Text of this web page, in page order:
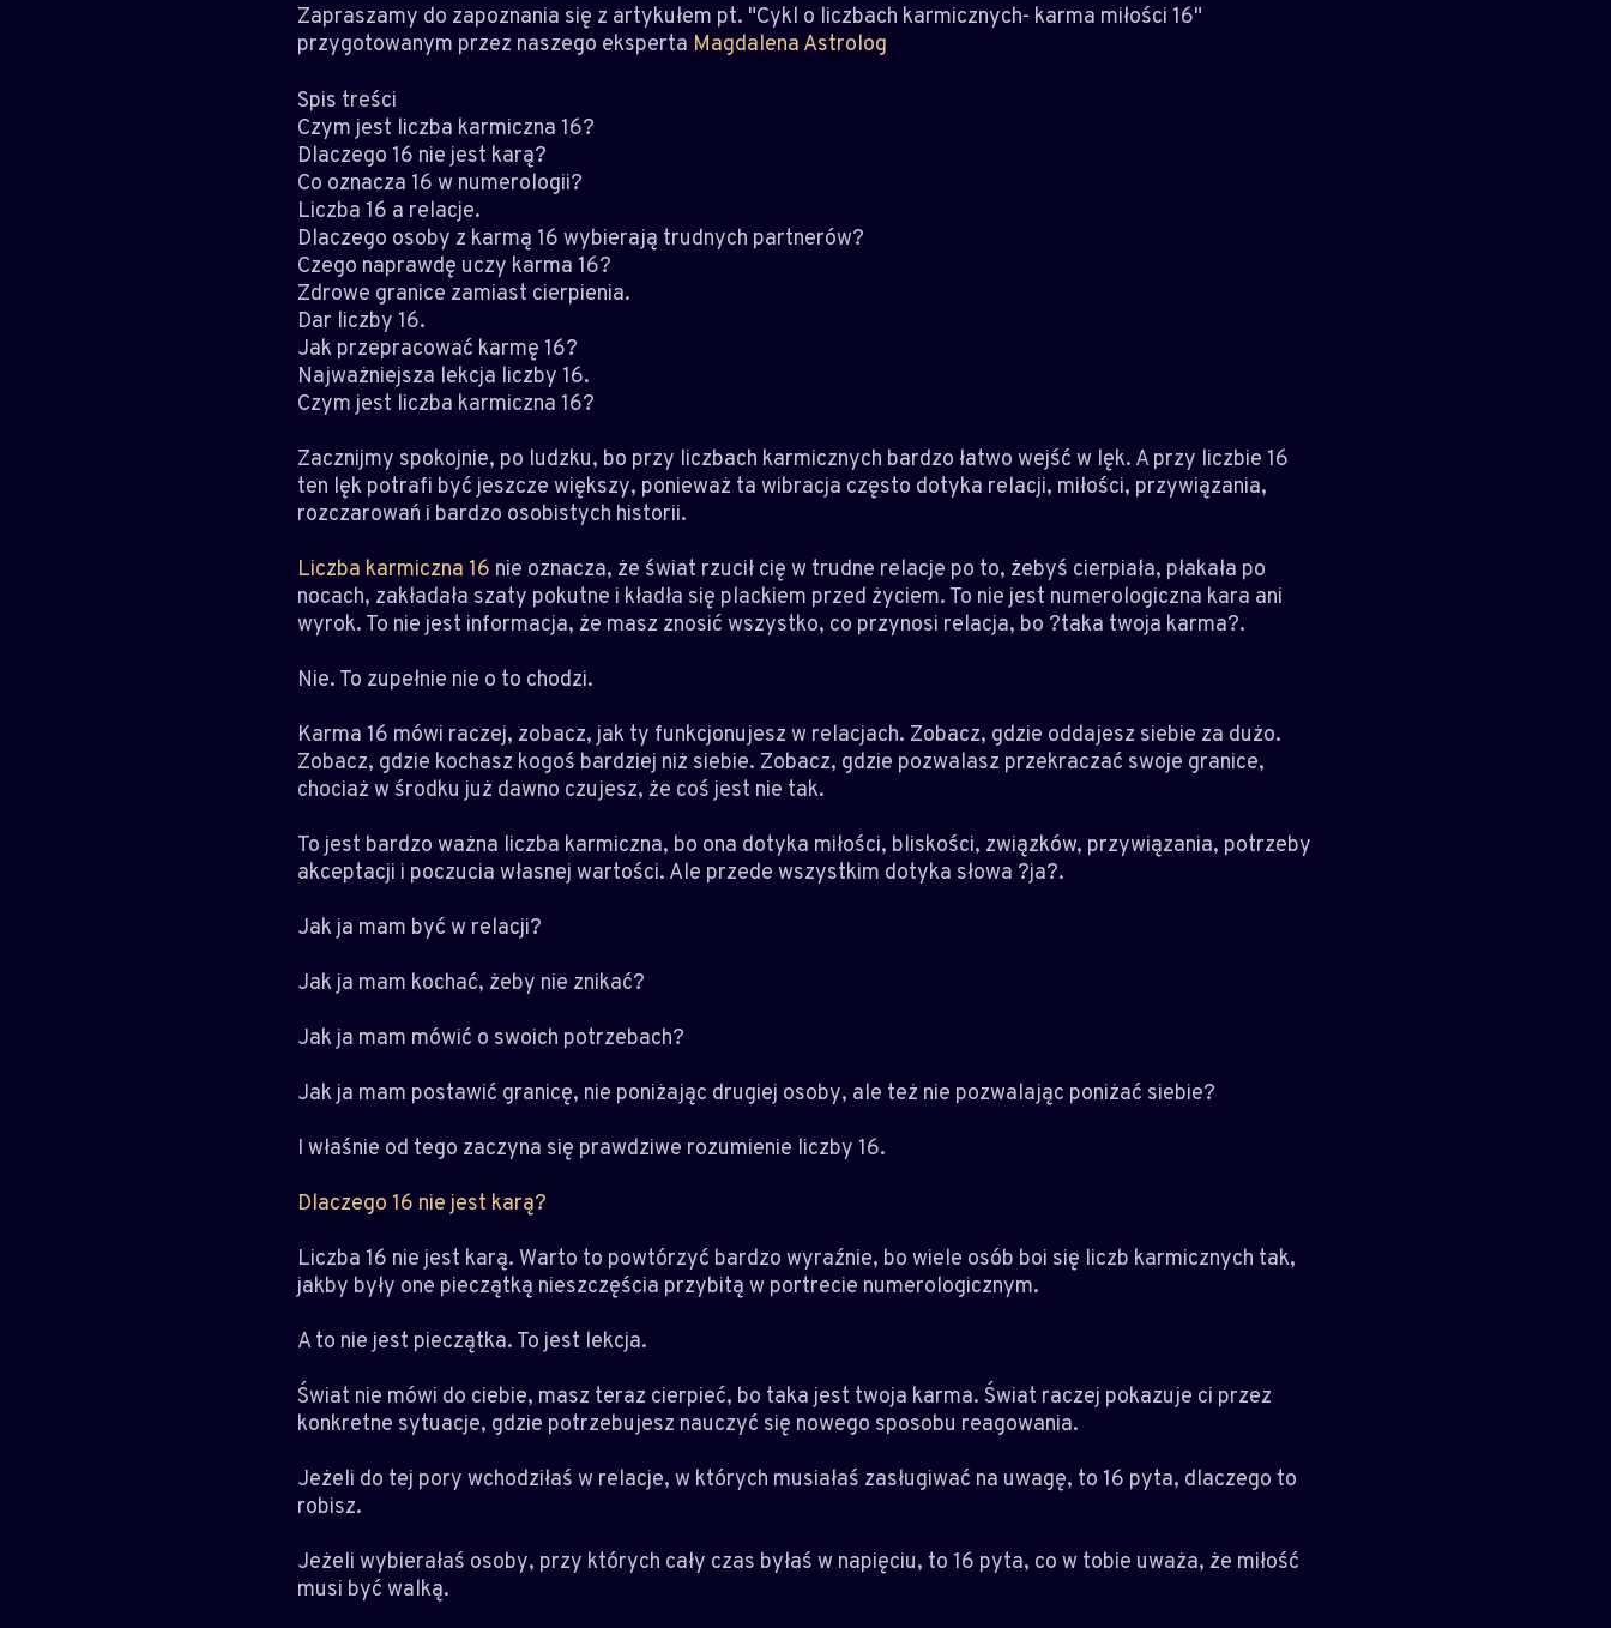
Zapraszamy do zapoznania się z artykułem pt. "Cykl o liczbach karmicznych- karma miłości 16"
przygotowanym przez naszego eksperta Magdalena Astrolog
Spis treści
Czym jest liczba karmiczna 16?
Dlaczego 16 nie jest karą?
Co oznacza 16 w numerologii?
Liczba 16 a relacje.
Dlaczego osoby z karmą 16 wybierają trudnych partnerów?
Czego naprawdę uczy karma 16?
Zdrowe granice zamiast cierpienia.
Dar liczby 16.
Jak przepracować karmę 16?
Najważniejsza lekcja liczby 16.
Czym jest liczba karmiczna 16?
Zacznijmy spokojnie, po ludzku, bo przy liczbach karmicznych bardzo łatwo wejść w lęk. A przy liczbie 16
ten lęk potrafi być jeszcze większy, ponieważ ta wibracja często dotyka relacji, miłości, przywiązania,
rozczarowań i bardzo osobistych historii.
Liczba karmiczna 16 nie oznacza, że świat rzucił cię w trudne relacje po to, żebyś cierpiała, płakała po
nocach, zakładała szaty pokutne i kładła się plackiem przed życiem. To nie jest numerologiczna kara ani
wyrok. To nie jest informacja, że masz znosić wszystko, co przynosi relacja, bo ?taka twoja karma?.
Nie. To zupełnie nie o to chodzi.
Karma 16 mówi raczej, zobacz, jak ty funkcjonujesz w relacjach. Zobacz, gdzie oddajesz siebie za dużo.
Zobacz, gdzie kochasz kogoś bardziej niż siebie. Zobacz, gdzie pozwalasz przekraczać swoje granice,
chociaż w środku już dawno czujesz, że coś jest nie tak.
To jest bardzo ważna liczba karmiczna, bo ona dotyka miłości, bliskości, związków, przywiązania, potrzeby
akceptacji i poczucia własnej wartości. Ale przede wszystkim dotyka słowa ?ja?.
Jak ja mam być w relacji?
Jak ja mam kochać, żeby nie znikać?
Jak ja mam mówić o swoich potrzebach?
Jak ja mam postawić granicę, nie poniżając drugiej osoby, ale też nie pozwalając poniżać siebie?
I właśnie od tego zaczyna się prawdziwe rozumienie liczby 16.
Dlaczego 16 nie jest karą?
Liczba 16 nie jest karą. Warto to powtórzyć bardzo wyraźnie, bo wiele osób boi się liczb karmicznych tak,
jakby były one pieczątką nieszczęścia przybitą w portrecie numerologicznym.
A to nie jest pieczątka. To jest lekcja.
Świat nie mówi do ciebie, masz teraz cierpieć, bo taka jest twoja karma. Świat raczej pokazuje ci przez
konkretne sytuacje, gdzie potrzebujesz nauczyć się nowego sposobu reagowania.
Jeżeli do tej pory wchodziłaś w relacje, w których musiałaś zasługiwać na uwagę, to 16 pyta, dlaczego to
robisz.
Jeżeli wybierałaś osoby, przy których cały czas byłaś w napięciu, to 16 pyta, co w tobie uważa, że miłość
musi być walką.